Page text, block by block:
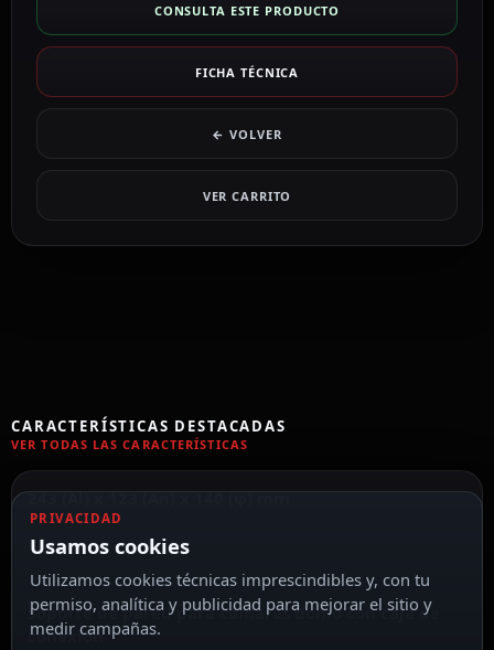
CONSULTA ESTE PRODUCTO
FICHA TÉCNICA
← VOLVER
VER CARRITO
CARACTERÍSTICAS DESTACADAS
VER TODAS LAS CARACTERÍSTICAS
243 (Al) x 123 (An) x 140 (φ) mm
Soporte de pared para cámaras domo con caja de
conexión
PRIVACIDAD
Usamos cookies
Utilizamos cookies técnicas imprescindibles y, con tu
permiso, analítica y publicidad para mejorar el sitio y
medir campañas.